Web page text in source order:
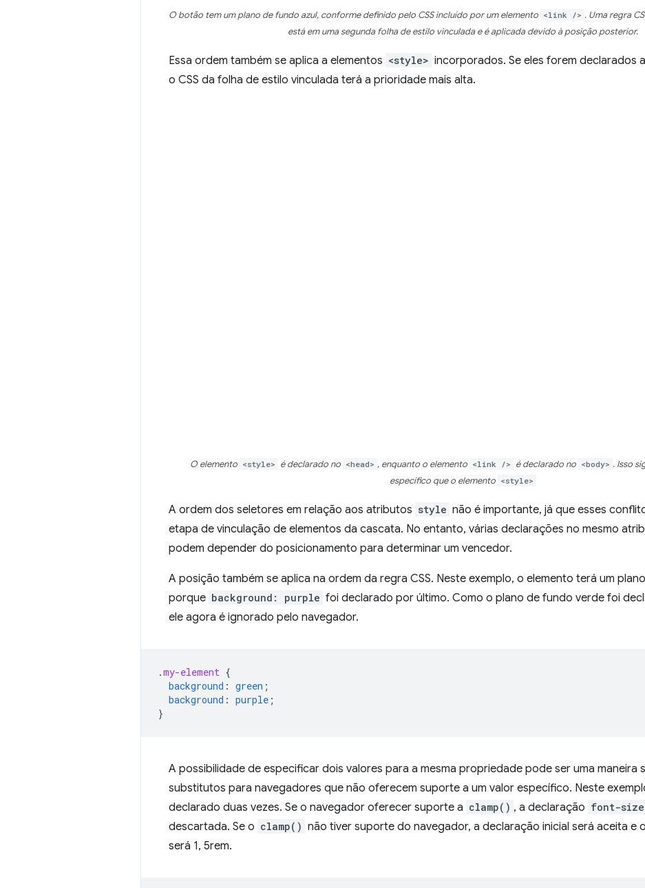
O botão tem um plano de fundo azul, conforme definido pelo CSS incluído por um elemento <link /> . Uma regra
está em uma segunda folha de estilo vinculada e é aplicada devido à posição posterior.
Essa ordem também se aplica a elementos <style> incorporados. Se eles forem declarados
o CSS da folha de estilo vinculada terá a prioridade mais alta.
O elemento <style> é declarado no <head> , enquanto o elemento <link /> é declarado no <body> . Isso
específico que o elemento <style>
A ordem dos seletores em relação aos atributos style não é importante, já que esses
etapa de vinculação de elementos da cascata. No entanto, várias declarações no mesmo
podem depender do posicionamento para determinar um vencedor.
A posição também se aplica na ordem da regra CSS. Neste exemplo, o elemento terá um
porque background: purple foi declarado por último. Como o plano de fundo verde foi
ele agora é ignorado pelo navegador.
.my-element {
background : green ;
background : purple ;
}
A possibilidade de especificar dois valores para a mesma propriedade pode ser uma maneira
substitutos para navegadores que não oferecem suporte a um valor específico. Neste
declarado duas vezes. Se o navegador oferecer suporte a clamp() , a declaração font-size
descartada. Se o clamp() não tiver suporte do navegador, a declaração inicial será aceita e
será 1, 5rem.